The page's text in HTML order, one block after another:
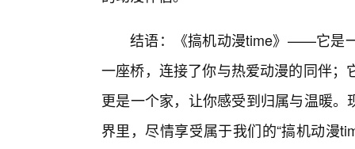
结语：《搞机动漫time》——它是
一座桥，连接了你与热爱动漫的同伴
更是一个家，让你感受到归属与温暖
界里，尽情享受属于我们的“搞机动漫